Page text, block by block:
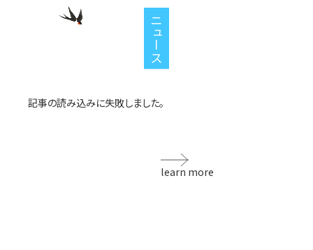
ニュース
記事の読み込みに失敗しました。
learn more